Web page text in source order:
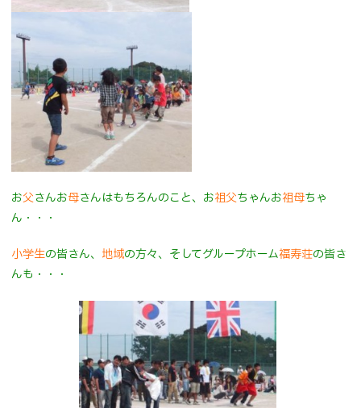
お父さんお母さんはもちろんのこと、お祖父ちゃんお祖母ちゃ
ん・・・
小学生の皆さん、 地域の方々、そしてグループホーム福寿荘の皆さ
んも・・・